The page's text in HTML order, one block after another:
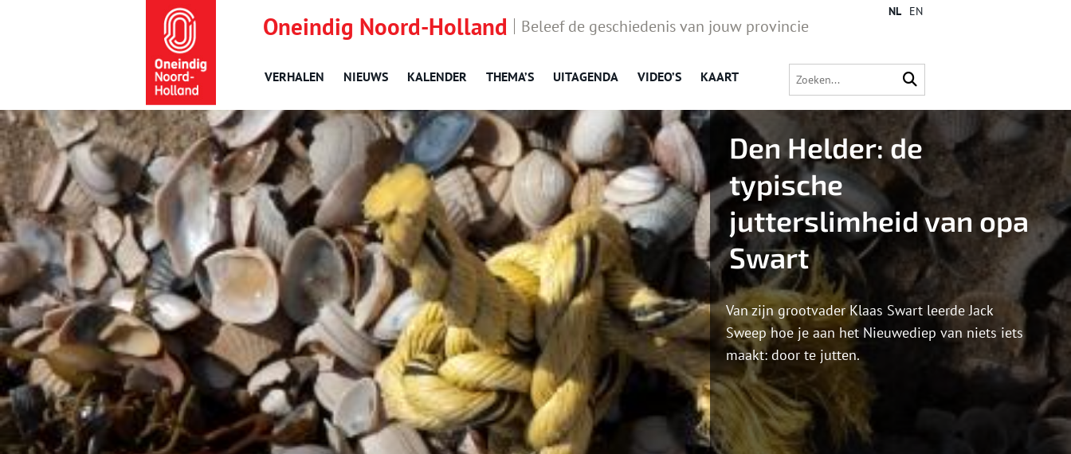
Oneindig Noord-Holland Beleef de geschiedenis van jouw provincie
VERHALEN NIEUWS KALENDER THEMA’S UITAGENDA VIDEO’S KAART
NL EN
Den Helder: de
typische
jutterslimheid van opa
Swart
Van zijn grootvader Klaas Swart leerde Jack
Sweep hoe je aan het Nieuwediep van niets iets
maakt: door te jutten.